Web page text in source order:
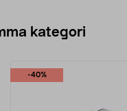
kategori
-40%